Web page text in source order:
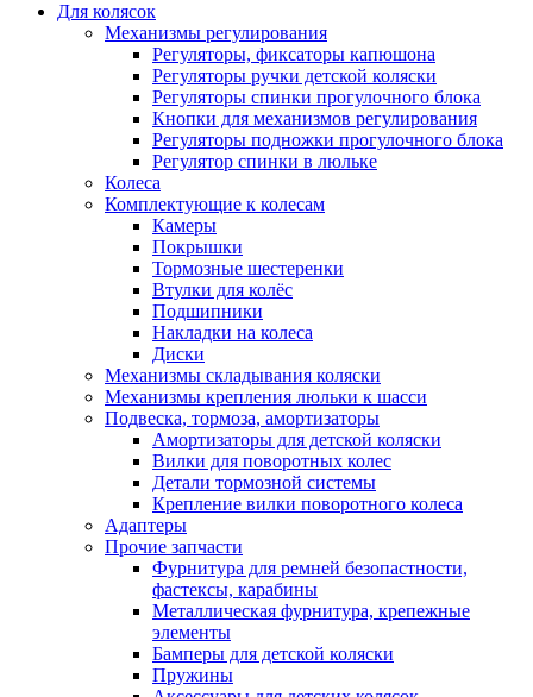
Для колясок
Механизмы регулирования
Регуляторы, фиксаторы капюшона
Регуляторы ручки детской коляски
Регуляторы спинки прогулочного блока
Кнопки для механизмов регулирования
Регуляторы подножки прогулочного блока
Регулятор спинки в люльке
Колеса
Комплектующие к колесам
Камеры
Покрышки
Тормозные шестеренки
Втулки для колёс
Подшипники
Накладки на колеса
Диски
Механизмы складывания коляски
Механизмы крепления люльки к шасси
Подвеска, тормоза, амортизаторы
Амортизаторы для детской коляски
Вилки для поворотных колес
Детали тормозной системы
Крепление вилки поворотного колеса
Адаптеры
Прочие запчасти
Фурнитура для ремней безопастности,
фастексы, карабины
Металлическая фурнитура, крепежные
элементы
Бамперы для детской коляски
Пружины